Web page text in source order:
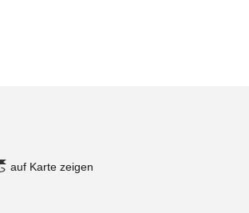
auf Karte zeigen